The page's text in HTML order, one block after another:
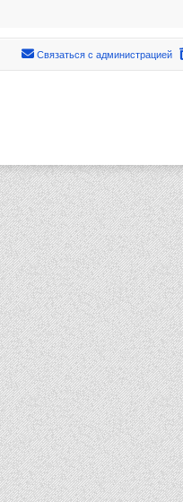
Связаться с администрацией